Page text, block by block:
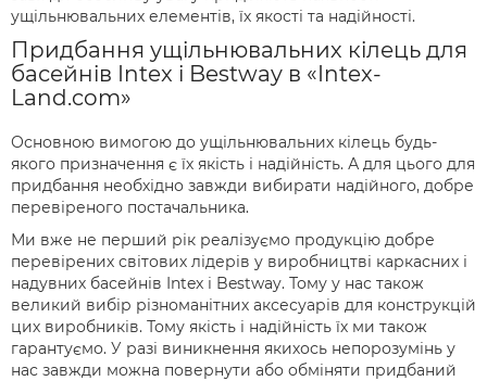
ущільнювальних елементів, їх якості та надійності.
Придбання ущільнювальних кілець для
басейнів Intex і Bestway в «Intex-
Land.com»
Основною вимогою до ущільнювальних кілець будь-
якого призначення є їх якість і надійність. А для цього для
придбання необхідно завжди вибирати надійного, добре
перевіреного постачальника.
Ми вже не перший рік реалізуємо продукцію добре
перевірених світових лідерів у виробництві каркасних і
надувних басейнів Intex і Bestway. Тому у нас також
великий вибір різноманітних аксесуарів для конструкцій
цих виробників. Тому якість і надійність їх ми також
гарантуємо. У разі виникнення якихось непорозумінь у
нас завжди можна повернути або обміняти придбаний